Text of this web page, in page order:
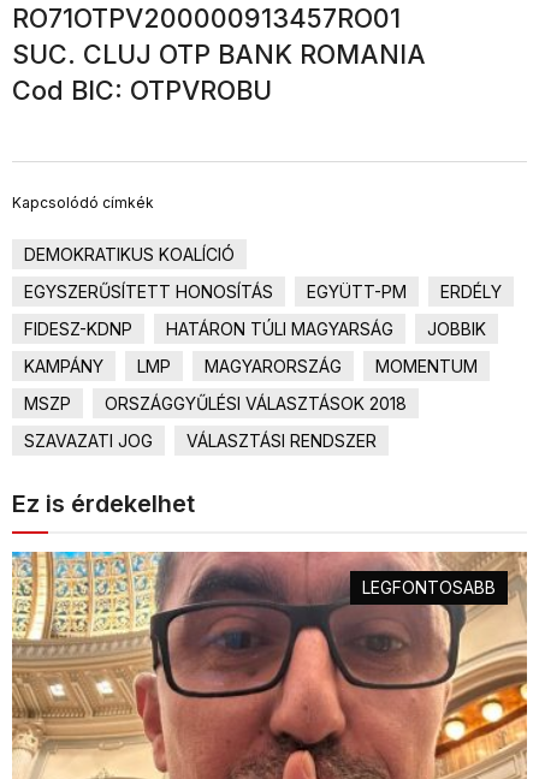
RO71OTPV200000913457RO01
SUC. CLUJ OTP BANK ROMANIA
Cod BIC: OTPVROBU
Kapcsolódó címkék
DEMOKRATIKUS KOALÍCIÓ
EGYSZERŰSÍTETT HONOSÍTÁS
EGYÜTT-PM
ERDÉLY
FIDESZ-KDNP
HATÁRON TÚLI MAGYARSÁG
JOBBIK
KAMPÁNY
LMP MAGYARORSZÁG
MOMENTUM
MSZP
ORSZÁGGYŰLÉSI VÁLASZTÁSOK 2018
SZAVAZATI JOG
VÁLASZTÁSI RENDSZER
Ez is érdekelhet
LEGFONTOSABB